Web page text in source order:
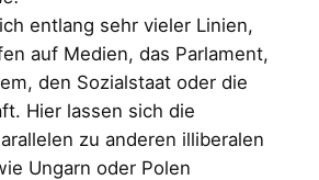
entlang sehr vieler Linien,
auf Medien, das Parlament,
den Sozialstaat oder die
Hier lassen sich die
zu anderen illiberalen
Ungarn oder Polen